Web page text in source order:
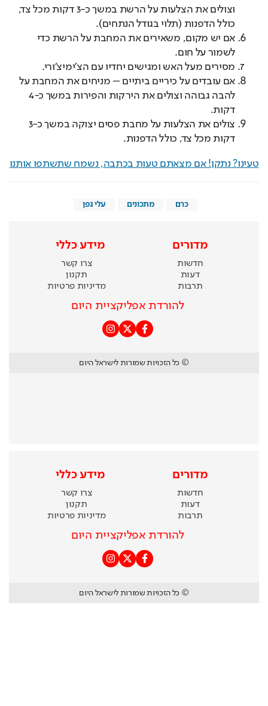
וצולים את הצלעות על הרשת במשך כ-3 דקות מכל צד,
כולל הדפנות (תלוי בגודל הנתחים).
אם יש מקום, משאירים את המחבת על הרשת כדי
לשמור על חום.
מסירים מעל האש ומגישים יחדיו עם הצ׳ימיצ׳ורי.
אם עובדים על כיריים ביתיים – מניחים את המחבת על
להבה גבוהה וצולים את הירקות והפירות במשך כ-4
דקות.
צולים את הצלעות על מחבת פסים יצוקה במשך כ-3
דקות מכל צד, כולל הדפנות.
טעינו? נתקן! אם מצאתם טעות בכתבה, נשמח שתשתפו אותנו
כרם מתכונים עלי גפן
מדורים
חדשות
דעות
תרבות
מידע כללי
צרו קשר
תקנון
מדיניות פרטיות
להורדת אפליקציית היום
© כל הזכויות שמורות לישראל היום
מדורים
חדשות
דעות
תרבות
מידע כללי
צרו קשר
תקנון
מדיניות פרטיות
להורדת אפליקציית היום
© כל הזכויות שמורות לישראל היום